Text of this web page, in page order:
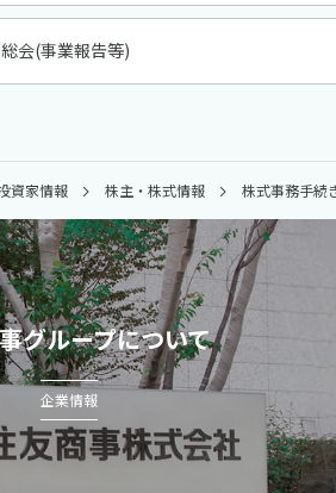
会(事業報告等)
資家情報 株主・株式情報 株式事務手続
グループについて
企業情報